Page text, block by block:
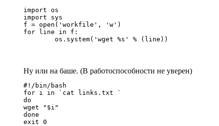
import os
import sys
f = open('workfile', 'w')
for line in f:
        os.system('wget %s' % (line))
Ну или на баше. (В работоспособности не уверен)
#!/bin/bash
for i in `cat links.txt `
do
wget "$i"
done
exit 0